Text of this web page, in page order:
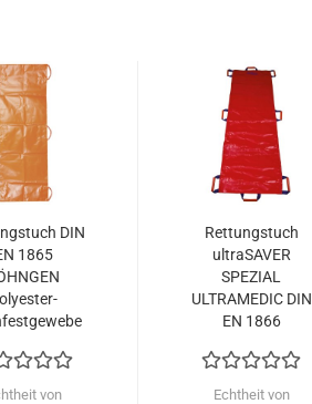
DIN
1865
von
Rettungstuch
ultraSAVER
SPEZIAL
ULTRAMEDIC DIN
EN 1866
Echtheit von